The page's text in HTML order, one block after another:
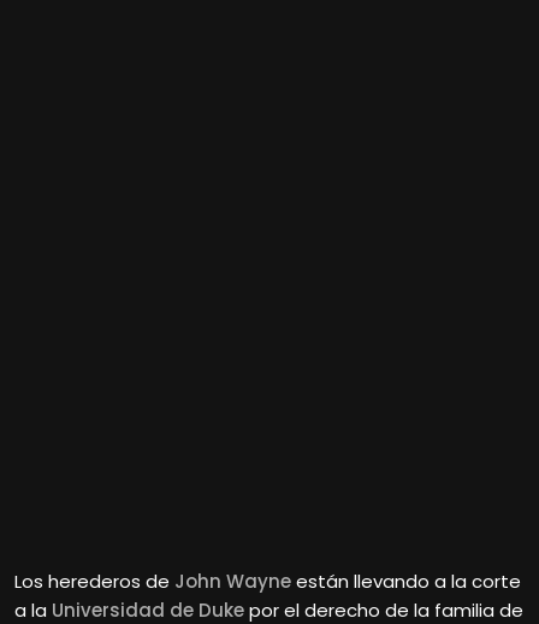
Los herederos de John Wayneestán llevando a la corte
a la Universidad de Dukepor el derecho de la familia de